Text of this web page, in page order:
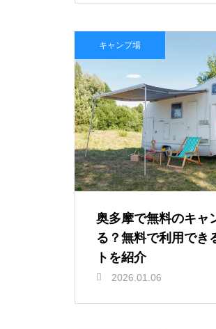
キャンプ場
奥多摩で無料のキャ
る？無料で利用でき
トを紹介
2026.01.06